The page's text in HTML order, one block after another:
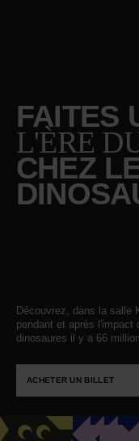
FAITES
L'ÈRE
CHEZ
Découvrez, dans la salle
pendant et après l'impact
dinosaures il y a 66
ACHETER UN BILLET